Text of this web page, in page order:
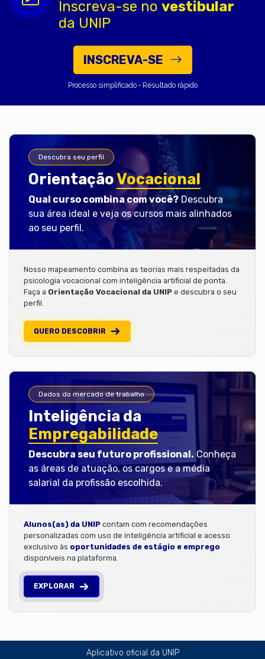
Inscreva-se no vestibular
da UNIP
INSCREVA-SE
Processo simplificado • Resultado rápido
Descubra seu perfil
OrientaçãoVocacional
Qual curso combina com você? Descubra
sua área ideal e veja os cursos mais alinhados
ao seu perfil.
Nosso mapeamento combina as teorias mais respeitadas da
psicologia vocacional com inteligência artificial de ponta.
Faça a Orientação Vocacional da UNIP e descubra o seu
perfil.
QUERO DESCOBRIR
Dados do mercado de trabalho
Inteligência da
Empregabilidade
Descubra seu futuro profissional. Conheça
as áreas de atuação, os cargos e a média
salarial da profissão escolhida.
Alunos(as) da UNIP contam com recomendações
personalizadas com uso de inteligência artificial e acesso
exclusivo às oportunidades de estágio e emprego
disponíveis na plataforma.
EXPLORAR
Aplicativo oficial da UNIP